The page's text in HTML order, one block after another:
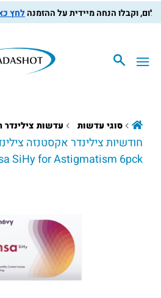
לחץ כאן
סוגי עדשות עדשות צילינדר
SiHy for Astigmatism 6pck